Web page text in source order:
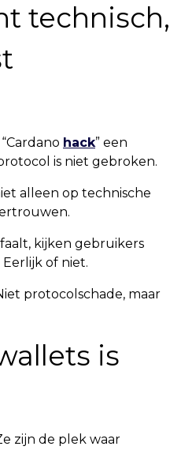
technisch,
hack” een
is niet gebroken.
alleen op technische
kijken gebruikers
of niet.
protocolschade, maar
is
zijn de plek waar